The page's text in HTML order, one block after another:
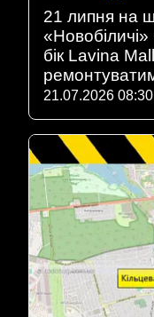
21 липня на
бік Lavina
21.07.2026 08:30